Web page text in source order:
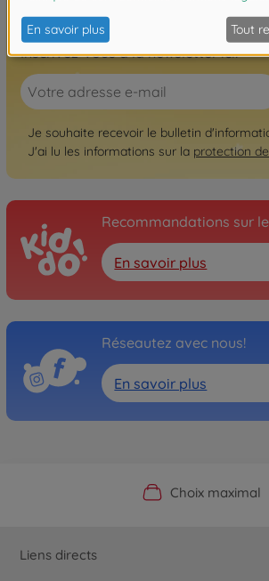
Inscrivez-vous à la newsletter ici!
Je souhaite recevoir le bulletin
J'ai lu les informations sur la protection
Recommandations sur
En savoir plus
Réseautez avec nous!
En savoir plus
Boutique officielle du
Choix maximal
ServiceLivraison rapide
Liens directs